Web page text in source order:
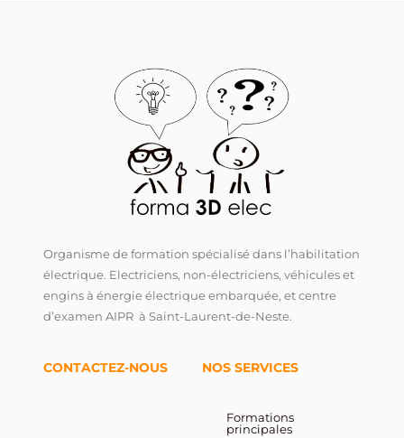
Organisme de formation spécialisé dans l’habilitation
électrique. Electriciens, non-électriciens, véhicules et
engins à énergie électrique embarquée, et centre
d’examen AIPR à Saint-Laurent-de-Neste.
CONTACTEZ-NOUS NOS SERVICES
Formations
principales